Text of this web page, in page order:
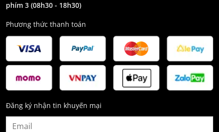
phím 3 (08h30 - 18h30)
Phương thức thanh toán
Đăng ký nhận tin khuyến mại